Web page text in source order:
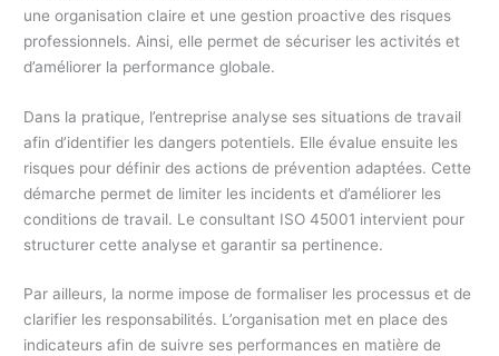
une organisation claire et une gestion proactive des risques
professionnels. Ainsi, elle permet de sécuriser les activités et
d’améliorer la performance globale.
Dans la pratique, l’entreprise analyse ses situations de travail
afin d’identifier les dangers potentiels. Elle évalue ensuite les
risques pour définir des actions de prévention adaptées. Cette
démarche permet de limiter les incidents et d’améliorer les
conditions de travail. Le consultant ISO 45001 intervient pour
structurer cette analyse et garantir sa pertinence.
Par ailleurs, la norme impose de formaliser les processus et de
clarifier les responsabilités. L’organisation met en place des
indicateurs afin de suivre ses performances en matière de